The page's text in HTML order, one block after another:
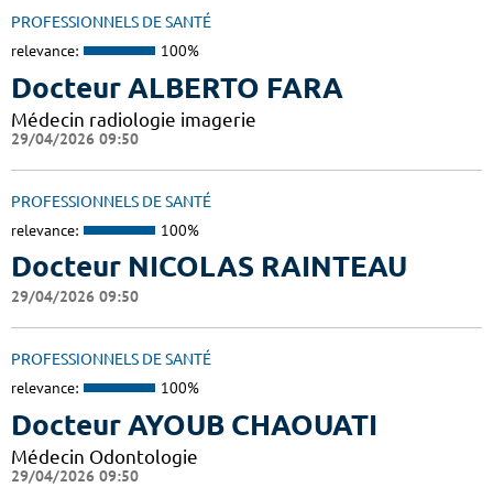
PROFESSIONNELS DE SANTÉ
relevance: 100%
Docteur ALBERTO FARA
Médecin radiologie imagerie
29/04/2026 09:50
PROFESSIONNELS DE SANTÉ
relevance: 100%
Docteur NICOLAS RAINTEAU
29/04/2026 09:50
PROFESSIONNELS DE SANTÉ
relevance: 100%
Docteur AYOUB CHAOUATI
Médecin Odontologie
29/04/2026 09:50